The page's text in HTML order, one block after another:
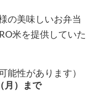
の美味しいお弁当
米を提供していた
能性があります）
月）まで